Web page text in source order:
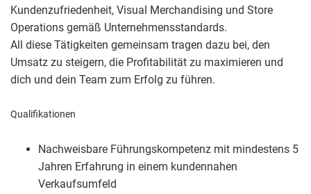
Kundenzufriedenheit, Visual Merchandising und Store
Operations gemäß Unternehmensstandards.
All diese Tätigkeiten gemeinsam tragen dazu bei, den
Umsatz zu steigern, die Profitabilität zu maximieren und
dich und dein Team zum Erfolg zu führen.
Qualifikationen
Nachweisbare Führungskompetenz mit mindestens 5
Jahren Erfahrung in einem kundennahen
Verkaufsumfeld